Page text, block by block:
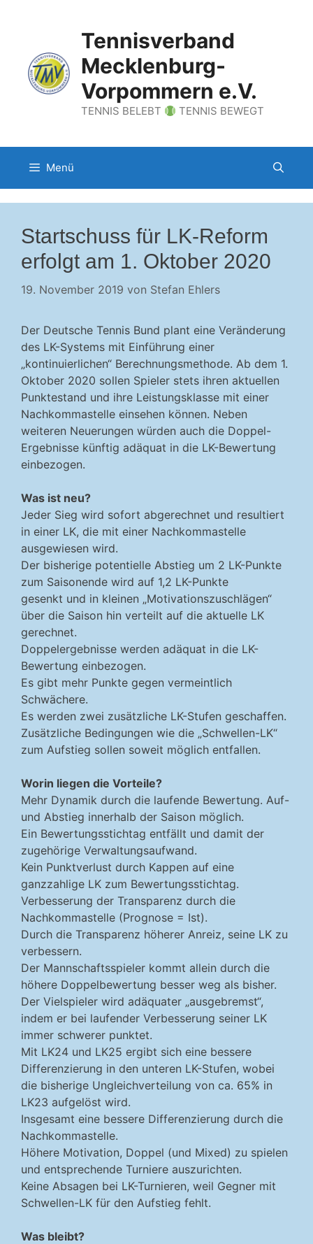
Tennisverband
Mecklenburg-
Vorpommern e.V.
TENNIS BELEBT TENNIS BEWEGT
Menü
Startschuss für LK-Reform
erfolgt am 1. Oktober 2020
19. November 2019 von Stefan Ehlers
Der Deutsche Tennis Bund plant eine Veränderung
des LK-Systems mit Einführung einer
„kontinuierlichen“ Berechnungsmethode. Ab dem 1.
Oktober 2020 sollen Spieler stets ihren aktuellen
Punktestand und ihre Leistungsklasse mit einer
Nachkommastelle einsehen können. Neben
weiteren Neuerungen würden auch die Doppel-
Ergebnisse künftig adäquat in die LK-Bewertung
einbezogen.
Was ist neu?
Jeder Sieg wird sofort abgerechnet und resultiert
in einer LK, die mit einer Nachkommastelle
ausgewiesen wird.
Der bisherige potentielle Abstieg um 2 LK-Punkte
zum Saisonende wird auf 1,2 LK-Punkte
gesenkt und in kleinen „Motivationszuschlägen“
über die Saison hin verteilt auf die aktuelle LK
gerechnet.
Doppelergebnisse werden adäquat in die LK-
Bewertung einbezogen.
Es gibt mehr Punkte gegen vermeintlich
Schwächere.
Es werden zwei zusätzliche LK-Stufen geschaffen.
Zusätzliche Bedingungen wie die „Schwellen-LK“
zum Aufstieg sollen soweit möglich entfallen.
Worin liegen die Vorteile?
Mehr Dynamik durch die laufende Bewertung. Auf-
und Abstieg innerhalb der Saison möglich.
Ein Bewertungsstichtag entfällt und damit der
zugehörige Verwaltungsaufwand.
Kein Punktverlust durch Kappen auf eine
ganzzahlige LK zum Bewertungsstichtag.
Verbesserung der Transparenz durch die
Nachkommastelle (Prognose = Ist).
Durch die Transparenz höherer Anreiz, seine LK zu
verbessern.
Der Mannschaftsspieler kommt allein durch die
höhere Doppelbewertung besser weg als bisher.
Der Vielspieler wird adäquater „ausgebremst“,
indem er bei laufender Verbesserung seiner LK
immer schwerer punktet.
Mit LK24 und LK25 ergibt sich eine bessere
Differenzierung in den unteren LK-Stufen, wobei
die bisherige Ungleichverteilung von ca. 65% in
LK23 aufgelöst wird.
Insgesamt eine bessere Differenzierung durch die
Nachkommastelle.
Höhere Motivation, Doppel (und Mixed) zu spielen
und entsprechende Turniere auszurichten.
Keine Absagen bei LK-Turnieren, weil Gegner mit
Schwellen-LK für den Aufstieg fehlt.
Was bleibt?